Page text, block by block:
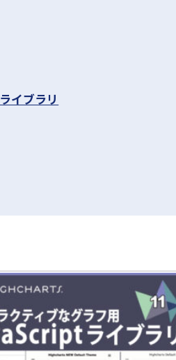
イブラリ